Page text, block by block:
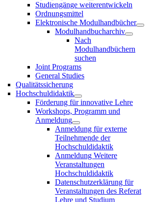
Studiengänge weiterentwickeln
Ordnungsmittel
Elektronische Modulhandbücher
Modulhandbucharchiv
Nach
Modulhandbüchern
suchen
Joint Programs
General Studies
Qualitätssicherung
Hochschuldidaktik
Förderung für innovative Lehre
Workshops, Programm und
Anmeldung
Anmeldung für externe
Teilnehmende der
Hochschuldidaktik
Anmeldung Weitere
Veranstaltungen
Hochschuldidaktik
Datenschutzerklärung für
Veranstaltungen des Referat
Lehre und Studium